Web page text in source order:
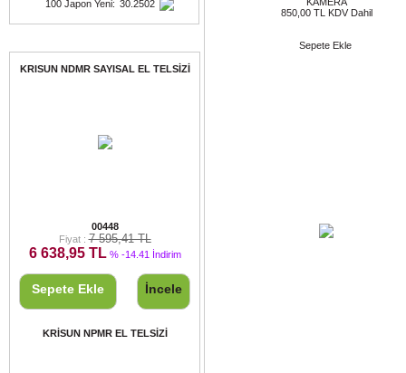
100 Japon Yeni: 30.2502
KRISUN NDMR SAYISAL EL TELSİZİ
00448
Fiyat : 7 595,41 TL
6 638,95 TL% -14.41 İndirim
Sepete Ekle İncele
KRİSUN NPMR EL TELSİZİ
850,00 TL KDV Dahil
Sepete Ekle